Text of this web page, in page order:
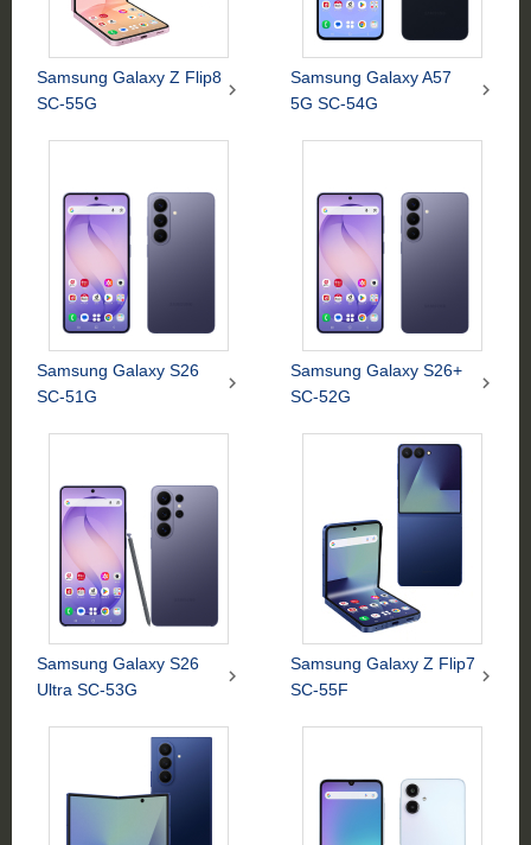
Samsung Galaxy Z Flip8
SC-55G

Samsung Galaxy A57
5G SC-54G

Samsung Galaxy S26
SC-51G

Samsung Galaxy S26+
SC-52G

Samsung Galaxy S26
Ultra SC-53G

Samsung Galaxy Z Flip7
SC-55F
